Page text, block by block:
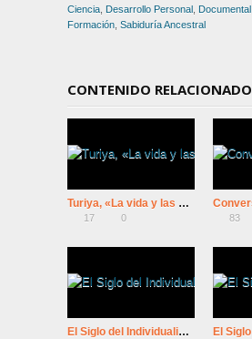
Ciencia Desarrollo Personal Documental
Formación Sabiduría Ancestral
CONTENIDO RELACIONADO
Turiya, «La vida y las enseñanzas de Ramana Maharshi»
17 0 83
El Siglo del Individualismo: 4º Máquinas De Felicidad